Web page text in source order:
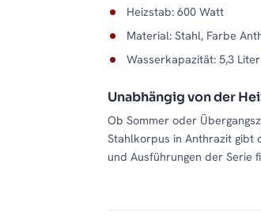
Heizstab: 600 Watt
Material: Stahl, Farbe
Wasserkapazität: 5,3 Liter
Unabhängig von der
Ob Sommer oder
Stahlkorpus in Anthrazit gibt
und Ausführungen der Serie